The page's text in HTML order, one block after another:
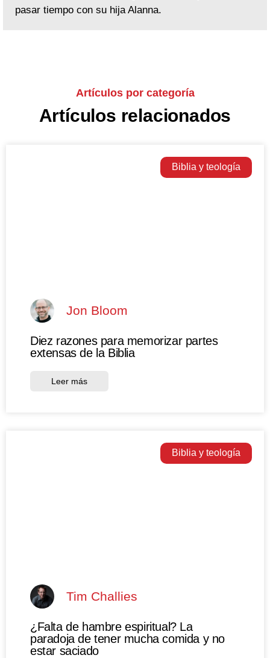
pasar tiempo con su hija Alanna.
Artículos por categoría
Artículos relacionados
Biblia y teología
Jon Bloom
Diez razones para memorizar partes
extensas de la Biblia
Leer más
Biblia y teología
Tim Challies
¿Falta de hambre espiritual? La
paradoja de tener mucha comida y no
estar saciado